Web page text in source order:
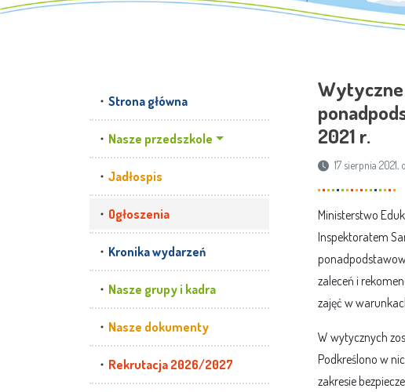
Strona główna
Nasze przedszkole
Jadłospis
Ogłoszenia
Kronika wydarzeń
Nasze grupy i kadra
Nasze dokumenty
Rekrutacja 2026/2027
Wytyczne
2021 r.
17 sierpnia
Ministerstwo
Inspektoratem
zaleceń i
zajęć w
W wytycznych
Podkreślono w
zakresie